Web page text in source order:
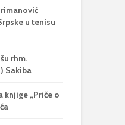
u tenisu
rhm.
Sakiba
knjige „Priče o